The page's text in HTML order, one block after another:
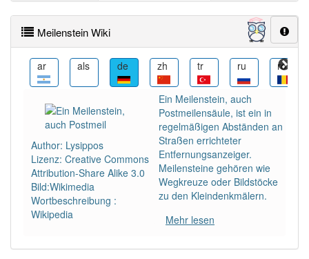
×
Das Wort Meilenstein ist eine Ausnahme.
Wörter, die mit "-in" enden, haben fast immer
Artikel:
DER:670Ausnahmen
Beispiele
DIE:10 051
DAS:918Ausnahmen Beispiele
PowerIndex:
Häufigkeit: 6 von 10
Meilenstein Wiki
ar als de zh tr ru ro
Author: Lysippos
Lizenz: Creative Commons
Attribution-Share Alike 3.0
Bild:Wikimedia
Wortbeschreibung :
Wikipedia
Ein Meilenstein, auch
Postmeilensäule, ist ein in
regelmäßigen Abständen an
Straßen errichteter
Entfernungsanzeiger.
Meilensteine gehören wie
Wegkreuze oder Bildstöcke
zu den Kleindenkmälern.
Mehr lesen